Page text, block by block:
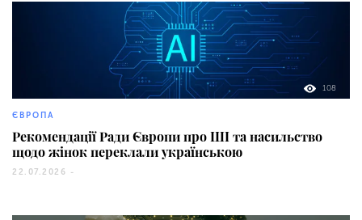
108
ЄВРОПА
Рекомендації Ради Європи про ШІ та насильство
щодо жінок переклали українською
22.07.2026 -